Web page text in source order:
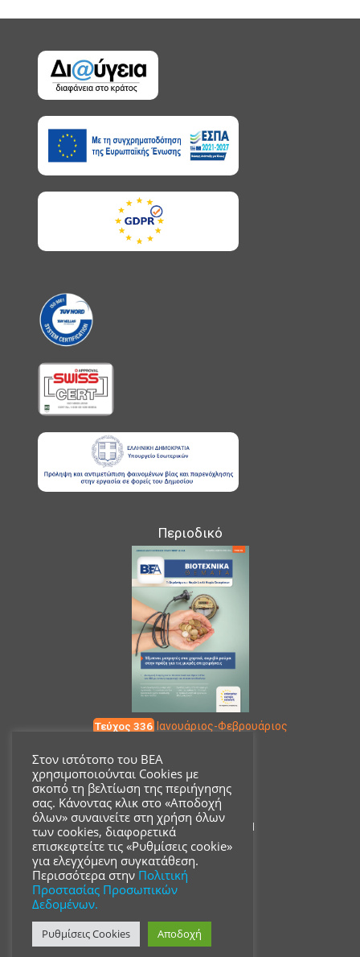
Περιοδικό
Τεύχος 336 Ιανουάριος-Φεβρουάριος
Επικοινωνία
Ακαδημίας 18, ΤΚ 10671
210 3680700
Στον ιστότοπο του ΒΕΑ
χρησιμοποιούνται Cookies με
σκοπό τη βελτίωση της περιήγησης
σας. Κάνοντας κλικ στο «Αποδοχή
όλων» συναινείτε στη χρήση όλων
των cookies, διαφορετικά
επισκεφτείτε τις «Ρυθμίσεις cookie»
για ελεγχόμενη συγκατάθεση.
Περισσότερα στην Πολιτική
Προστασίας Προσωπικών
Δεδομένων.
Ρυθμίσεις Cookies Αποδοχή